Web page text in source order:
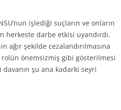
işlediği suçların ve onların
herkeste darbe etkisi uyandırdı.
ağır şekilde cezalandırılmasına
rolün önemsizmiş gibi gösterilmesi
şu ana kadarki seyri